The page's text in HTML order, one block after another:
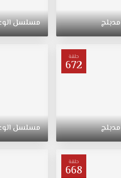
مدبلج مسلسل
حلقة
672
مدبلج مسلسل
حلقة
668